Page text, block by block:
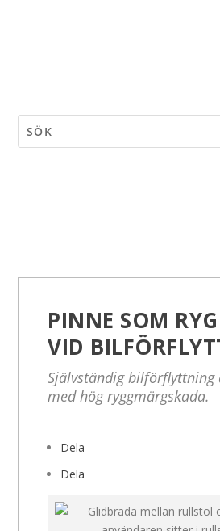
PINNE SOM
VID
Självständig bilförflyttning
med hög ryggmärgskada.
Dela
Dela